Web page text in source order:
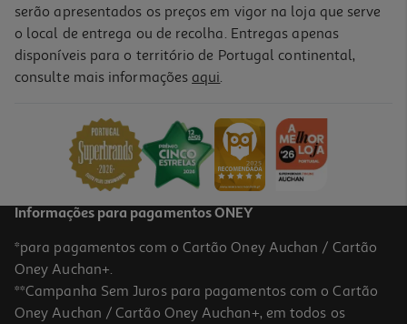
Humidificador Novex Estilo Afro Hair 250ml
serão apresentados os preços em vigor na loja que serve
o local de entrega ou de recolha. Entregas apenas
disponíveis para o território de Portugal continental,
consulte mais informações aqui.
Informações para pagamentos ONEY
*para pagamentos com o Cartão Oney Auchan / Cartão
Oney Auchan+.
**Campanha Sem Juros para pagamentos com o Cartão
Oney Auchan / Cartão Oney Auchan+, em todos os